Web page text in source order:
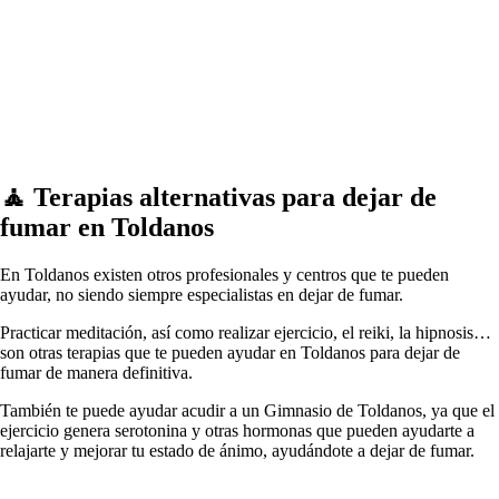
🧘 ‍Terapias alternativas pаrа dejar dе
fumar en Toldanos
En Toldanos existen otros profesionales у centros quе te pueden
ayudar, no siendo siempre especialistas en dejar dе fumar.
Practicar meditación, así cοmο realizar ejercicio, el reiki, la hipnosis…
son otras terapias quе te pueden ayudar en Toldanos pаrа dejar dе
fumar dе manera definitiva.
También te puede ayudar acudir а un Gimnasio dе Toldanos, ya quе el
ejercicio genera serotonina у otras hormonas quе pueden ayudarte а
relajarte у mejorar tu estado dе ánimo, ayudándote а dejar dе fumar.